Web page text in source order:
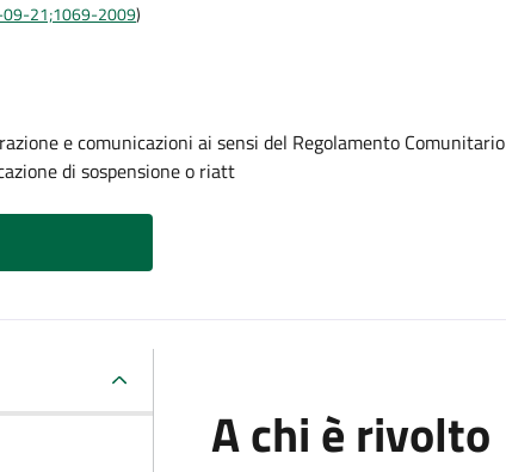
09-21;1069-2009)
e comunicazioni ai sensi del Regolamento Comunitario
di sospensione o riatt
A chi è rivolto